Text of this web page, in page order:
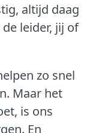
altijd daag
leider, jij of
zo snel
Maar het
is ons
En